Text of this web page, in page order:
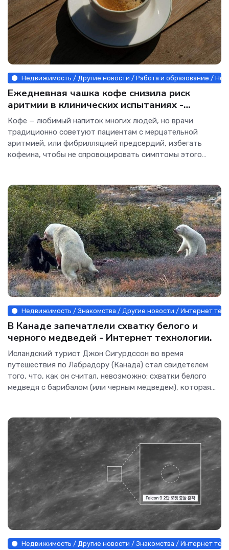
Недвижимость / Другие новости / Работа и образование /
Ежедневная чашка кофе снизила риск
аритмии в клинических испытаниях -
Интернет технологии.
Кофе — любимый напиток многих людей, но врачи
традиционно советуют пациентам с мерцательной
аритмией, или фибрилляцией предсердий, избегать
кофеина, чтобы не спровоцировать симптомы этого
смерти. Однако
Недвижимость / Знакомства / Другие новости / Интернет
В Канаде запечатлели схватку белого и
черного медведей - Интернет технологии.
Исландский турист Джон Сигурдссон во время
путешествия по Лабрадору (Канада) стал свидетелем
того, что, как он считал, невозможно: схватки белого
медведя с барибалом (или черным медведем), которая
Недвижимость / Другие новости / Знакомства / Интернет